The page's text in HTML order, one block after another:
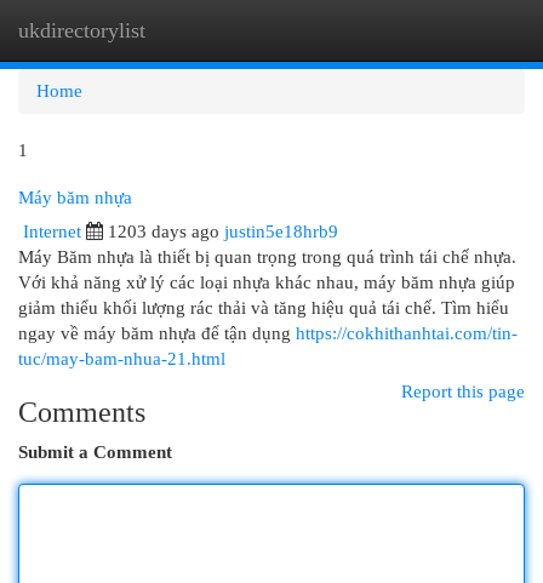
ukdirectorylist
Home
1
Máy băm nhựa
Internet 1203 days ago justin5e18hrb9
Máy Băm nhựa là thiết bị quan trọng trong quá trình tái chế nhựa.
Với khả năng xử lý các loại nhựa khác nhau, máy băm nhựa giúp
giảm thiểu khối lượng rác thải và tăng hiệu quả tái chế. Tìm hiểu
ngay về máy băm nhựa để tận dụng https://cokhithanhtai.com/tin-
tuc/may-bam-nhua-21.html
Report this page
Comments
Submit a Comment